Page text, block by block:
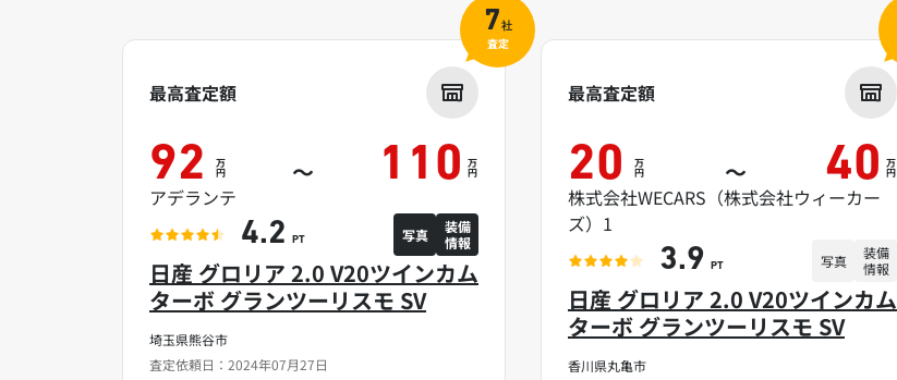
埼玉県熊谷市
査定依頼日：2024年07月27日
日産 グロリア 2.0 V20ツインカム
ターボ グランツーリスモ SV
最高査定額
92 万
円 ～ 110 万
円
アデランテ
4.2 PT 写真
装備
情報
7社
査定
香川県丸亀市
日産 グロリア 2.0 V20ツインカム
ターボ グランツーリスモ SV
最高査定額
20 万
円 ～ 40 万
円
株式会社WECARS（株式会社ウィーカー
ズ）1
3.9 PT 写真
装備
情報